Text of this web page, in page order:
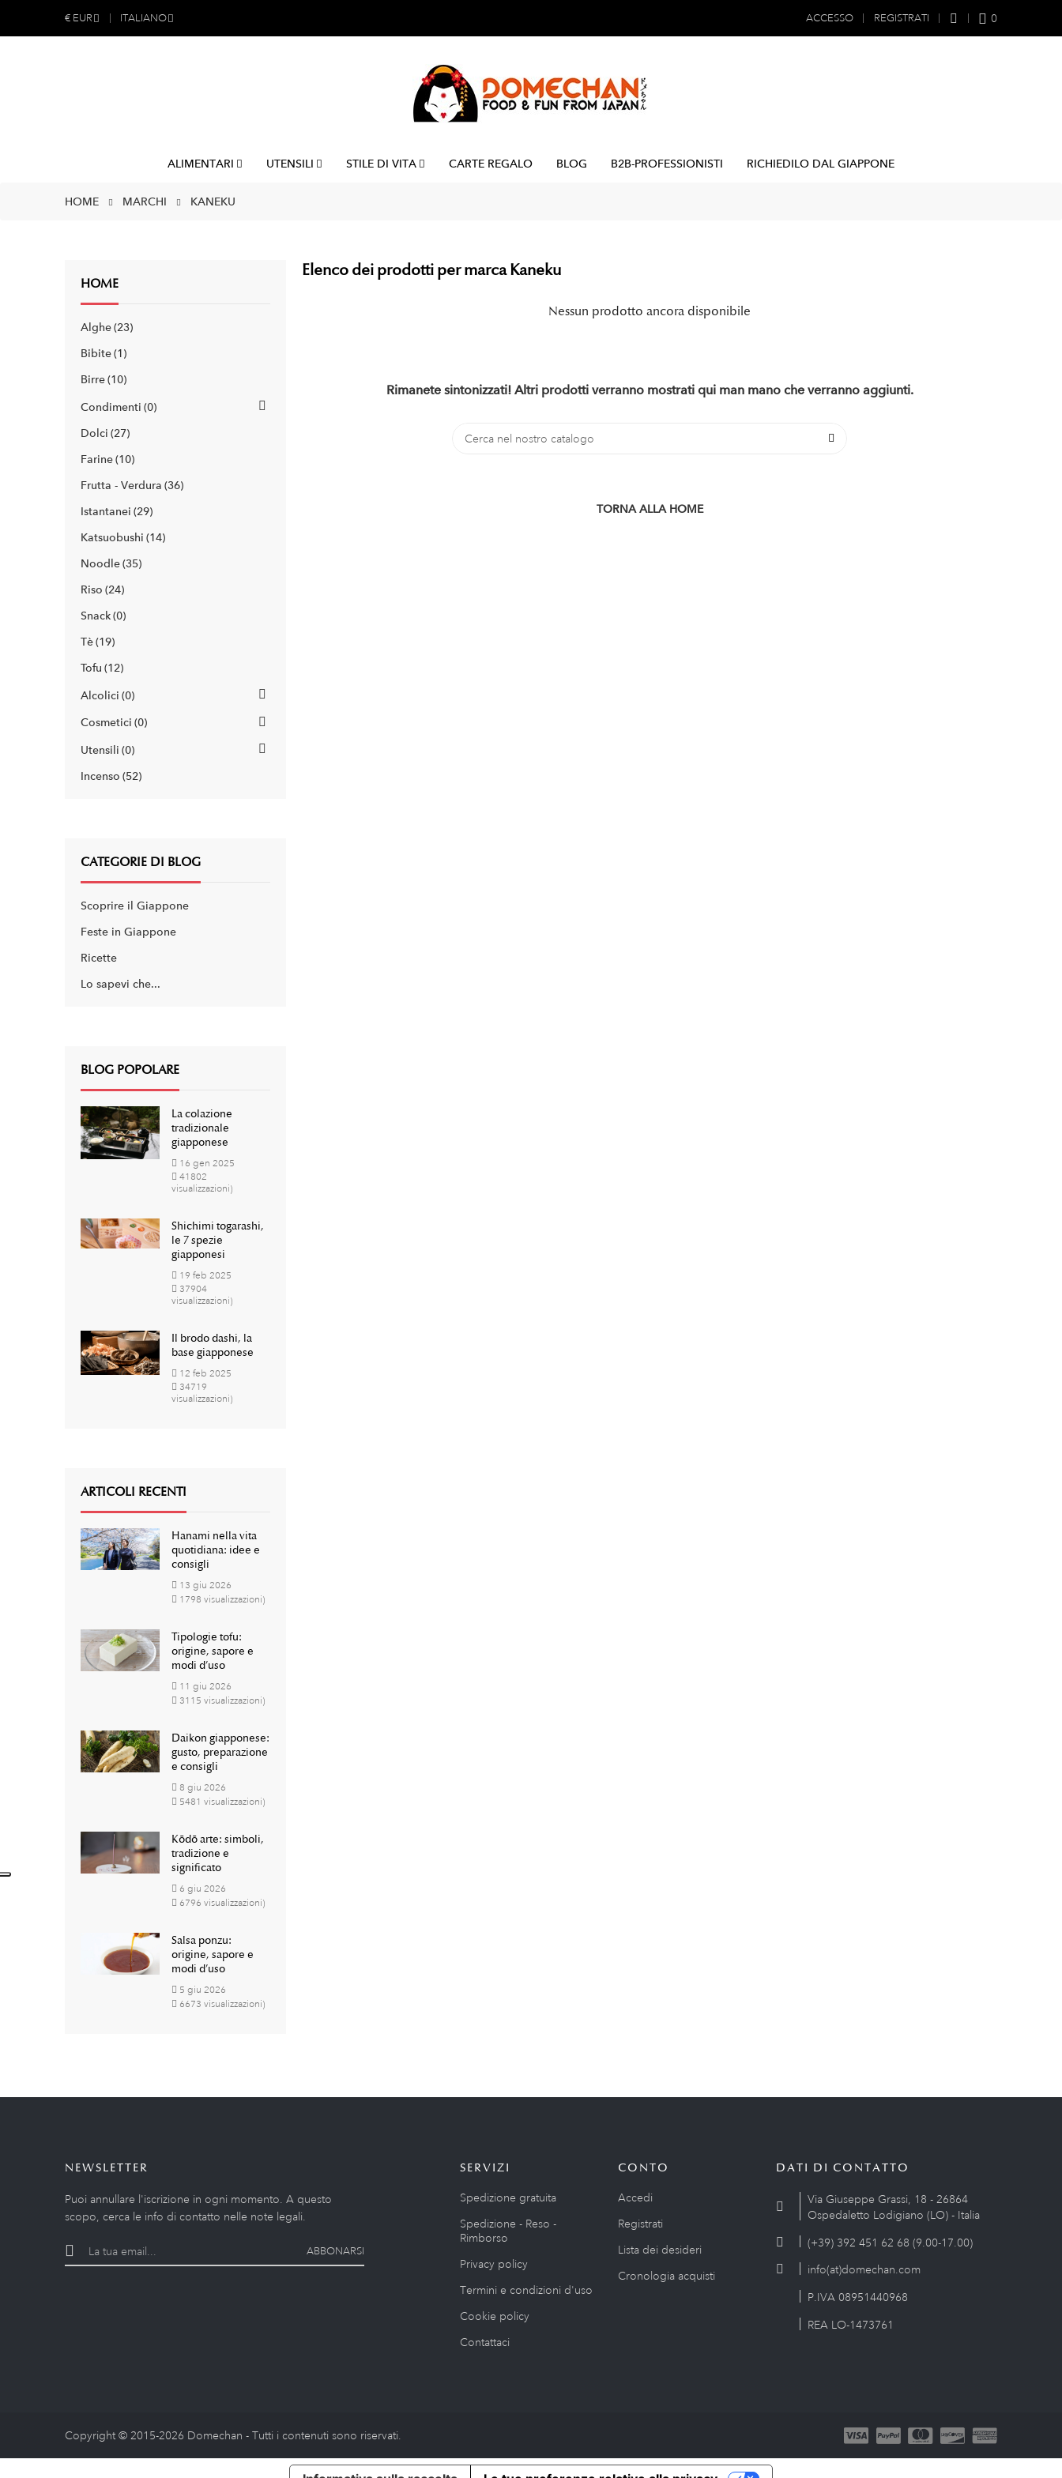
€ EUR ITALIANO ACCESSO REGISTRATI 0
ALIMENTARI UTENSILI STILE DI VITA CARTE REGALO BLOG B2B-PROFESSIONISTI RICHIEDILO DAL GIAPPONE
HOME MARCHI KANEKU
HOME
Alghe 23
Bibite 1
Birre 10
Condimenti 0
Dolci 27
Farine 10
Frutta - Verdura 36
Istantanei 29
Katsuobushi 14
Noodle 35
Riso 24
Snack 0
Tè 19
Tofu 12
Alcolici 0
Cosmetici 0
Utensili 0
Incenso 52
CATEGORIE DI BLOG
Scoprire il Giappone
Feste in Giappone
Ricette
Lo sapevi che...
BLOG POPOLARE
La colazione
tradizionale
giapponese
16 gen 2025
41802
visualizzazioni)
Shichimi togarashi,
le 7 spezie
giapponesi
19 feb 2025
37904
visualizzazioni)
Il brodo dashi, la
base giapponese
12 feb 2025
34719
visualizzazioni)
ARTICOLI RECENTI
Hanami nella vita
quotidiana: idee e
consigli
13 giu 2026
1798 visualizzazioni)
Tipologie tofu:
origine, sapore e
modi d’uso
11 giu 2026
3115 visualizzazioni)
Daikon giapponese:
gusto, preparazione
e consigli
8 giu 2026
5481 visualizzazioni)
Kōdō arte: simboli,
tradizione e
significato
6 giu 2026
6796 visualizzazioni)
Salsa ponzu:
origine, sapore e
modi d’uso
5 giu 2026
6673 visualizzazioni)
Elenco dei prodotti per marca Kaneku
Nessun prodotto ancora disponibile
Rimanete sintonizzati! Altri prodotti verranno mostrati qui man mano che verranno aggiunti.
TORNA ALLA HOME
NEWSLETTER
Puoi annullare l'iscrizione in ogni momento. A questo
scopo, cerca le info di contatto nelle note legali.
ABBONARSI
SERVIZI
Spedizione gratuita
Spedizione - Reso -
Rimborso
Privacy policy
Termini e condizioni d'uso
Cookie policy
Contattaci
CONTO
Accedi
Registrati
Lista dei desideri
Cronologia acquisti
DATI DI CONTATTO
Via Giuseppe Grassi, 18 - 26864
Ospedaletto Lodigiano (LO) - Italia
(+39) 392 451 62 68 (9.00-17.00)
info(at)domechan.com
P.IVA 08951440968
REA LO-1473761
Copyright © 2015-2026 Domechan - Tutti i contenuti sono riservati.